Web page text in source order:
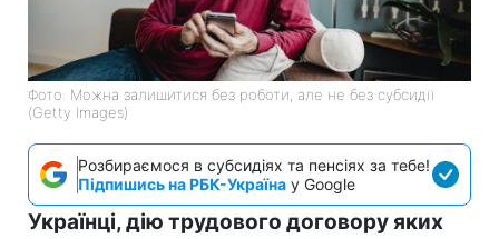
Фото: Можна залишитися без роботи, але не без субсидії
(Getty Images)
Розбираємося в субсидіях та пенсіях за тебе!
Підпишись на РБК-Україна у Google
Українці, дію трудового договору яких